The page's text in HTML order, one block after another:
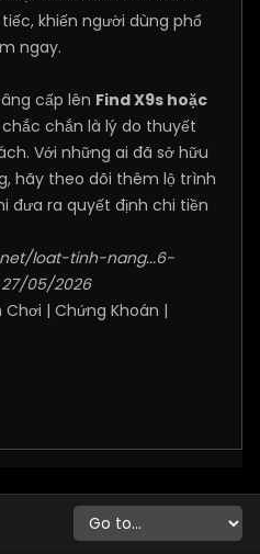
khiến người dùng phổ
ngay.
cấp lên Find X9s hoặc
chắc chắn là lý do thuyết
Với những ai đã sở hữu
hãy theo dõi thêm lộ trình
đưa ra quyết định chi tiền
loat-tinh-nang...6-
05/2026
Chơi | Chứng Khoán |